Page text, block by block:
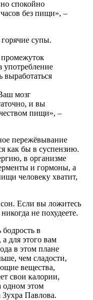
спокойно
без пищи», –
супы.
промежуток
употребление
выработаться
мозг
и вы
пищи», –
пережёвывание
как бы в суспензию.
в организме
и гормоны, а
человеку хватит,
Если вы ложитесь
не похудеете.
в
для этого вам
в этом плане
чем сладости,
вещества,
свои калории,
одном этом
Зухра Павлова.